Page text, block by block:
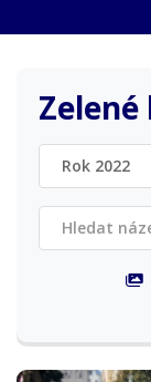
Rok 2022